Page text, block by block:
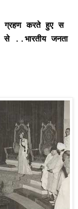
ग्रहण करते हुए स
से.. भारतीय जनता